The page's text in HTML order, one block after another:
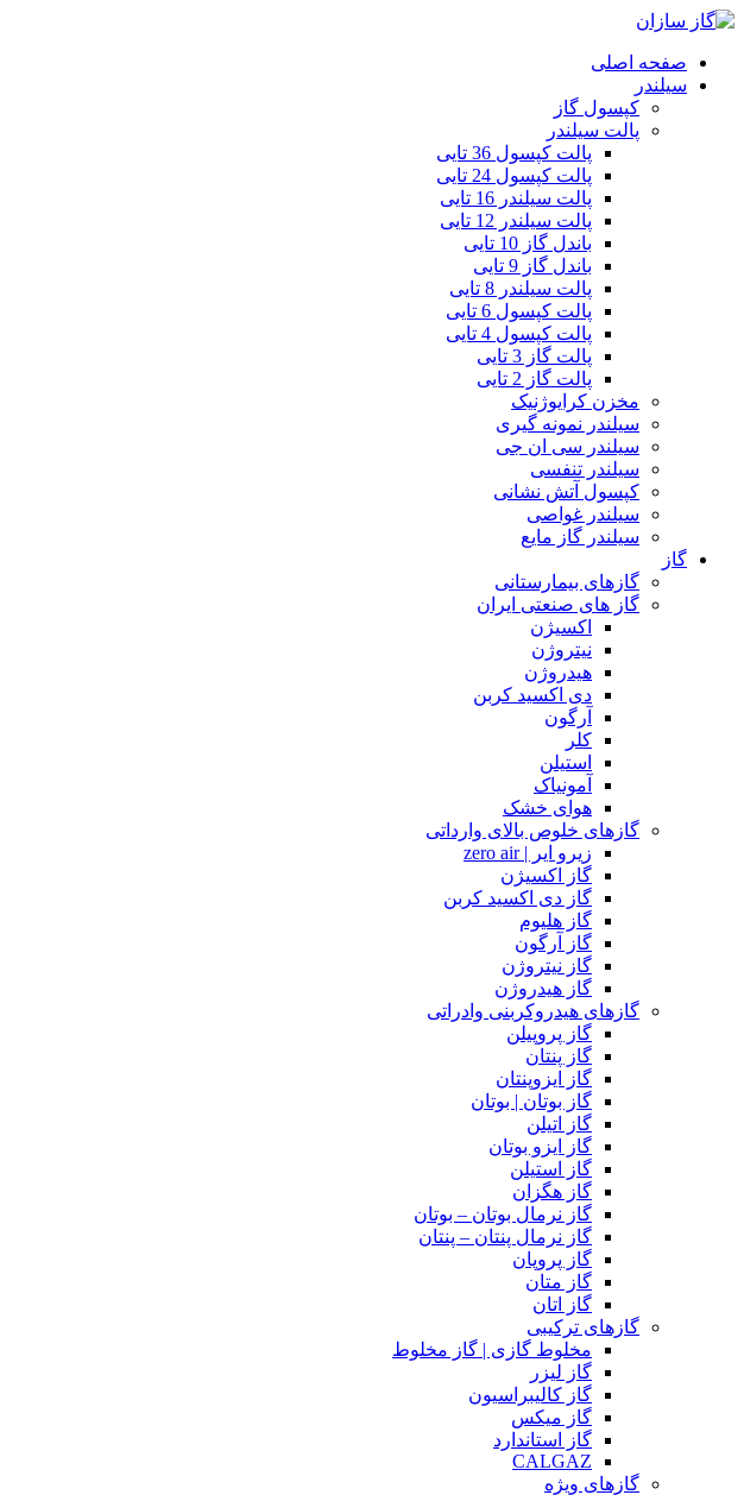
صفحه اصلی
سیلندر
کپسول گاز
پالت سیلندر
پالت کپسول 36 تایی
پالت کپسول 24 تایی
پالت سیلندر 16 تایی
پالت سیلندر 12 تایی
باندل گاز 10 تایی
باندل گاز 9 تایی
پالت سیلندر 8 تایی
پالت کپسول 6 تایی
پالت کپسول 4 تایی
پالت گاز 3 تایی
پالت گاز 2 تایی
مخزن کرایوژنیک
سیلندر نمونه گیری
سیلندر سی ان جی
سیلندر تنفسی
کپسول آتش نشانی
سیلندر غواصی
سیلندر گاز مایع
گاز
گازهای بیمارستانی
گاز های صنعتی ایران
اکسیژن
نیتروژن
هیدروژن
دی اکسید کربن
آرگون
کلر
استیلن
آمونیاک
هوای خشک
گازهای خلوص بالای وارداتی
زیرو ایر | zero air
گاز اکسیژن
گاز دی اکسید کربن
گاز هلیوم
گاز آرگون
گاز نیتروژن
گاز هیدروژن
گازهای هیدروکربنی وادراتی
گاز پروپیلن
گاز پنتان
گاز ایزوپنتان
گاز بوتان | بوتان
گاز اتیلن
گاز ایزو بوتان
گاز استیلن
گاز هگزان
گاز نرمال بوتان – بوتان
گاز نرمال پنتان – پنتان
گاز پروپان
گاز متان
گاز اتان
گازهای ترکیبی
مخلوط گازی | گاز مخلوط
گاز لیزر
گاز کالیبراسیون
گاز میکس
گاز استاندارد
CALGAZ
گازهای ویژه